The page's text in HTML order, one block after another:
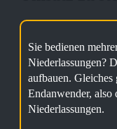
Sie bedienen
Niederlassungen?
aufbauen.
Endanwender, also
Niederlassungen.